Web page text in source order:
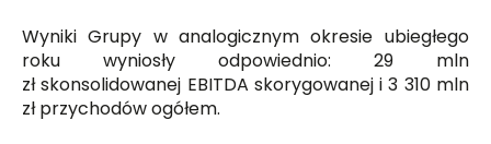
Wyniki Grupy w analogicznym okresie ubiegłego
roku wyniosły odpowiednio: 29 mln
zł skonsolidowanej EBITDA skorygowanej i 3 310 mln
zł przychodów ogółem.